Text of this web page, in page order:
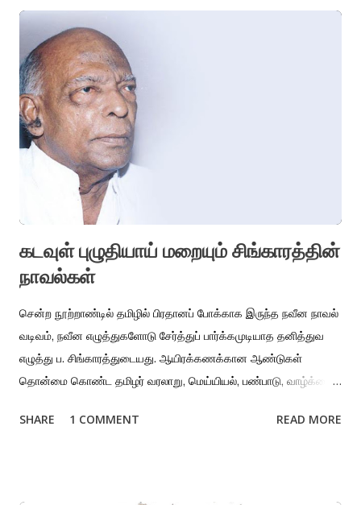
திறக்க முயலும்போது, தற்காப்புக்காக அந்த விதவையால் சுடப்பட்டு
இறந்துபோய், புதைக்கப்பட்ட திருடனைத் தேடி அவனது தாயும்
தங்கையும் அந்த ஊருக்கு அடுத்த வாரம் வருவதுதான் கதை.
அவர்கள் கையில் புதைக்கப்பட்ட மகனுக்கும், அண்ணனுக்கும்
வைப்பதற்கு தண்ணீர் தெளிக்கப்பட்ட மலர்க்கொத்து இருக்கிறது.
அடுமனை அடுப்புகள் போல வீடுகள் கொதித்துக் கொண்டிருக்கும்
செவ்வாய்கிழமை மதியநேரத்தில் அவர்கள் அந்த ஊருக்கு ரயிலில்
வருகிறார்கள். ரயில் பயணம் சிறுகதையின் முன்பகுதியில்
விவரிக்கப்படுகிறது. இறங்கவேண்டிய ரயில் நிலையத்தில் அம்மா த...
கடவுள் புழுதியாய் மறையும் சிங்காரத்தின்
நாவல்கள்
சென்ற நூற்றாண்டில் தமிழில் பிரதானப் போக்காக இருந்த நவீன நாவல்
வடிவம், நவீன எழுத்துகளோடு சேர்த்துப் பார்க்கமுடியாத தனித்துவ
எழுத்து ப. சிங்காரத்துடையது. ஆயிரக்கணக்கான ஆண்டுகள்
தொன்மை கொண்ட தமிழர் வரலாறு, மெய்யியல், பண்பாடு, வாழ்க்கைப்
சிங்காரம். இரண்டாம் உலகப் போரின் பின்னணியில் தென்கிழக்காசிய
SHARE 1 COMMENT READ MORE